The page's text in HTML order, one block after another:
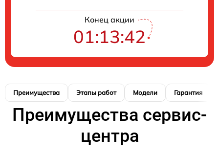
Конец акции
01:13:41
Преимущества Этапы работ Модели Гарантия
Преимущества сервис-
центра